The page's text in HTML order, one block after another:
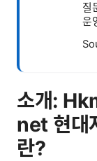
질
운
소개:
net 현대
란?